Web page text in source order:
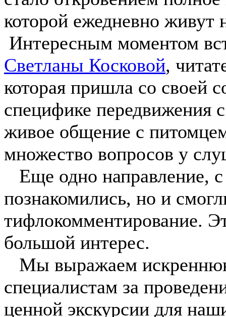
которой ежедневно живут
Интересным моментом
Светланы Косковой,
которая пришла со своей
специфике передвижения
живое общение с
множество вопросов у
Еще одно направление,
познакомились, но и
тифлокомментирование.
большой интерес.
Мы выражаем
специалистам за
ценной экскурсии для